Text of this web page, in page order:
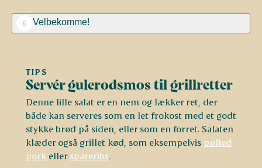
6 Velbekomme!
TIPS
Servér gulerodsmos til grillretter
Denne lille salat er en nem og lækker ret, der
både kan serveres som en let frokost med et godt
stykke brød på siden, eller som en forret. Salaten
klæder også grillet kød, som eksempelvis pulled
pork eller spareribs.